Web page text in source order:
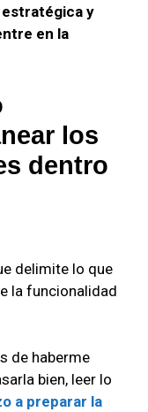
estratégica y
en la
los
dentro
delimite lo que
la funcionalidad
de haberme
bien, leer lo
a preparar la